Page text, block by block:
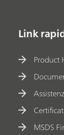
Link
Product
MSDS